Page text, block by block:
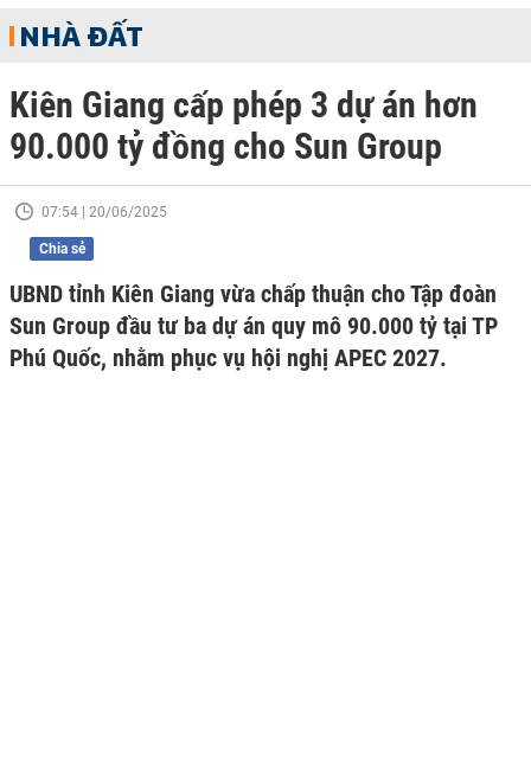
NHÀ ĐẤT
Kiên Giang cấp phép 3 dự án hơn
90.000 tỷ đồng cho Sun Group
07:54 | 20/06/2025
Chia sẻ
UBND tỉnh Kiên Giang vừa chấp thuận cho Tập đoàn
Sun Group đầu tư ba dự án quy mô 90.000 tỷ tại TP
Phú Quốc, nhằm phục vụ hội nghị APEC 2027.